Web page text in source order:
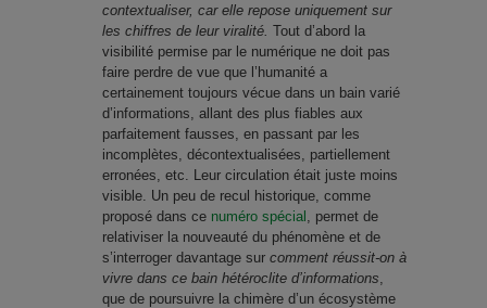
contextualiser, car elle repose uniquement sur
les chiffres de leur viralité. Tout d’abord la
visibilité permise par le numérique ne doit pas
faire perdre de vue que l’humanité a
certainement toujours vécue dans un bain varié
d’informations, allant des plus fiables aux
parfaitement fausses, en passant par les
incomplètes, décontextualisées, partiellement
erronées, etc. Leur circulation était juste moins
visible. Un peu de recul historique, comme
proposé dans ce numéro spécial
, permet de
relativiser la nouveauté du phénomène et de
s’interroger davantage sur comment réussit-on à
vivre dans ce bain hétéroclite d’informations
que de poursuivre la chimère d’un écosystème